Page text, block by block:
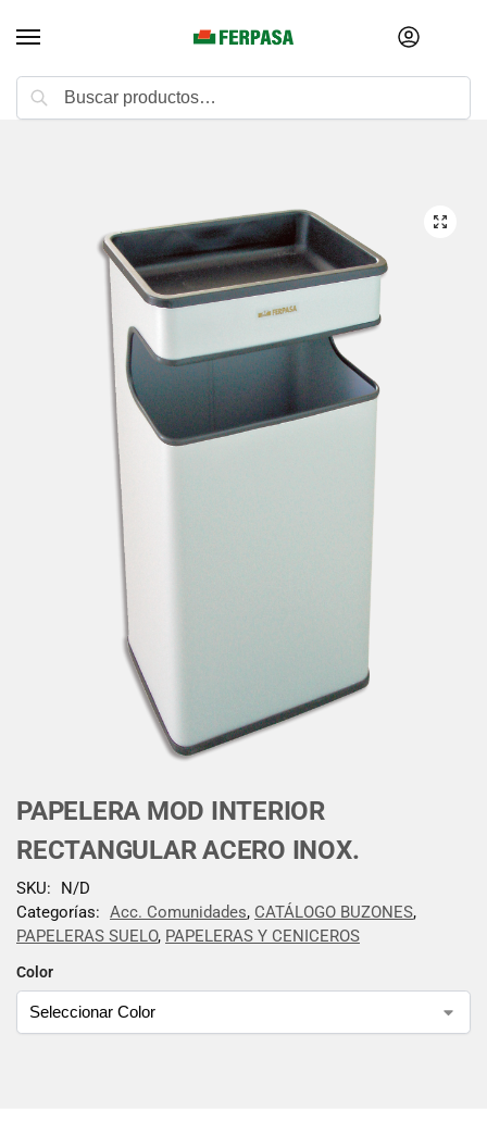
PAPELERA MOD INTERIOR
RECTANGULAR ACERO INOX.
Color
SKU:
N/D
Categorías: Acc. Comunidades, CATÁLOGO BUZONES,
PAPELERAS SUELO, PAPELERAS Y CENICEROS